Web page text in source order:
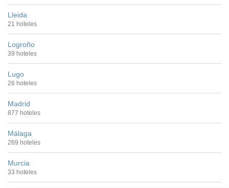
Lleida
21 hoteles
Logroño
39 hoteles
Lugo
26 hoteles
Madrid
877 hoteles
Málaga
269 hoteles
Murcia
33 hoteles